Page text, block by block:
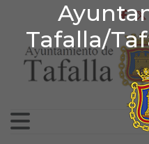
Tafalla/
Ir al contenido